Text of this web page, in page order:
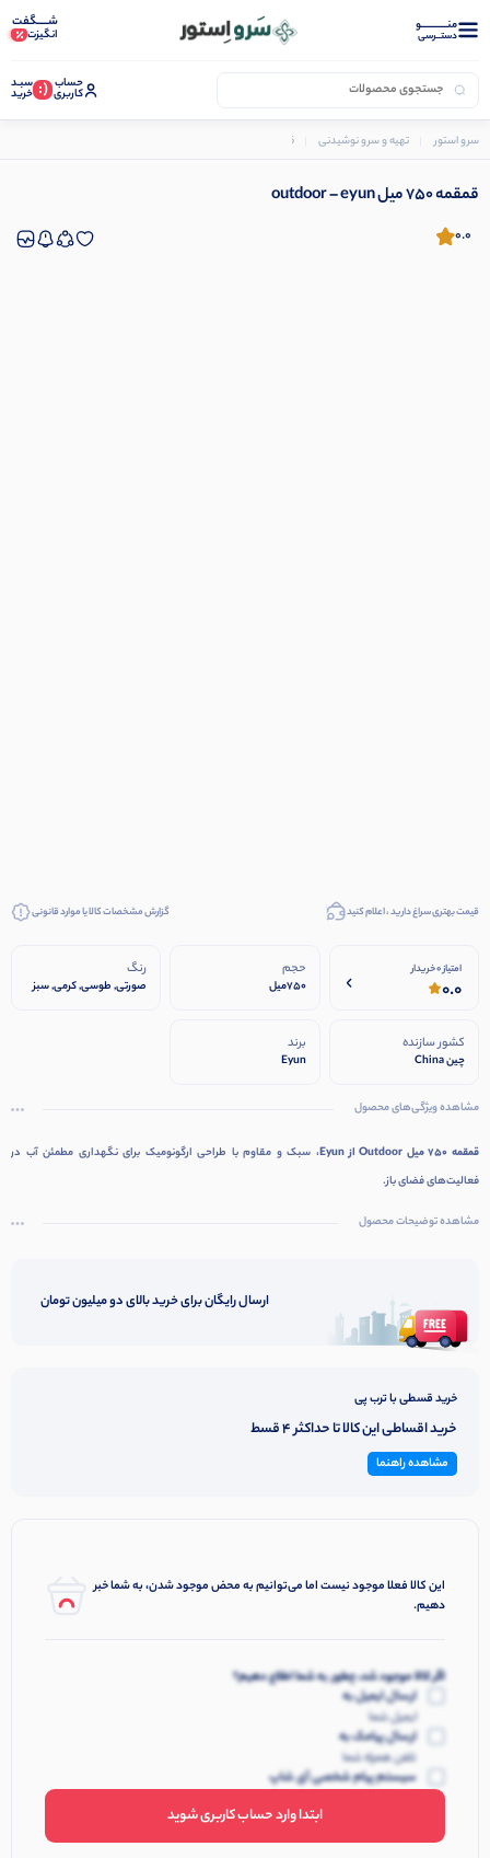
منــــــــــــو
دستــرسی
شـــــگفت
انگیزت
حساب
کاربری (: سبـد
خرید
سرو استور تهیه و سرو نوشیدنی قمقمه
قمقمه 750 میل outdoor – eyun
0.0
قیمت بهتری سراغ دارید ، اعلام کنید گزارش مشخصات کالا یا موارد قانونی
امتیاز 0 خریدار
0.0
حجم
750میل
رنگ
صورتی, طوسی, کرمی, سبز
کشور سازنده
چین China
برند
Eyun
مشاهده ویژگی‌های محصول
قمقمه ۷۵۰ میل Outdoor از Eyun
، سبک و مقاوم با طراحی ارگونومیک برای نگهداری مطمئن آب در
فعالیت‌های فضای باز.
Ask ChatGPT
مشاهده توضیحات محصول
ارسال رایگان برای خرید بالای دو میلیون تومان
خرید قسطی با ترب پی
خرید اقساطی این کالا تا حداکثر 4 قسط
مشاهده راهنما
این کالا فعلا موجود نیست اما می‌توانیم به محض موجود شدن، به شما خبر
دهیم.
اگر کالا موجود شد، چطور به شما اطلاع دهیم؟
ارسال ایمیل به
ایمیل شما
ارسال پیامک به
تلفن همراه شما
سیستم پیام شخصی آی شاپ
ابتدا وارد حساب کاربری شوید